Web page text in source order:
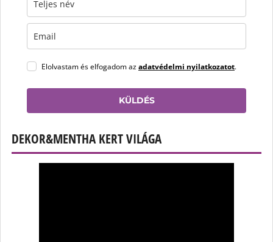
Elolvastam és elfogadom azadatvédelmi nyilatkozatot.
KÜLDÉS
DEKOR&MENTHA KERT VILÁGA